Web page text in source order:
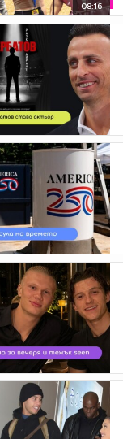
08:16